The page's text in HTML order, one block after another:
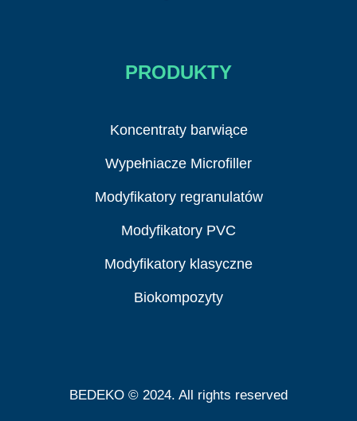
PRODUKTY
Koncentraty barwiące
Wypełniacze Microfiller
Modyfikatory regranulatów
Modyfikatory PVC
Modyfikatory klasyczne
Biokompozyty
BEDEKO © 2024. All rights reserved